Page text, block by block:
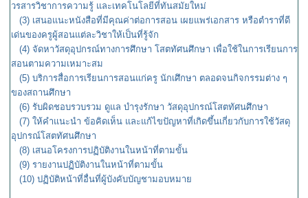
วรสารวิชาการความรู้ และเทคโนโลยีที่ทันสมัยใหม่
(3) เสนอแนะหนังสือที่มีคุณค่าต่อการสอน เผยแพร่เอกสาร หรือตำราที่ดี
เด่นของครูผู้สอนแต่ละวิชาให้เป็นที่รู้จัก
(4) จัดหาวัสดุอุปกรณ์ทางการศึกษา โสตทัศนศึกษา เพื่อใช้ในการเรียนการ
สอนตามความเหมาะสม
(5) บริการสื่อการเรียนการสอนแก่ครู นักเศึกษา ตลอดจนกิจกรรมต่าง ๆ
ของสถานศึกษา
(6) รับผิดชอบรวบรวม ดูแล บำรุงรักษา วัสดุอุปกรณ์โสตทัศนศึกษา
(7) ให้คำแนะนำ ข้อคิดเห็น และแก้ไขปัญหาที่เกิดขึ้นเกี่ยวกับการใช้วัสดุ
อุปกรณ์โสตทัศนศึกษา
(8) เสนอโครงการปฏิบัติงานในหน้าที่ตามขั้น
(9) รายงานปฏิบัติงานในหน้าที่ตามขั้น
(10) ปฏิบัติหน้าที่อื่นที่ผู้บังคับบัญชามอบหมาย